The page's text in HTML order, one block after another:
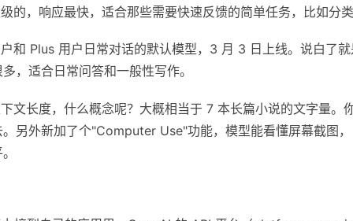
的，响应最快，适合那些需要快速反馈的简单任务，比如分
Plus 用户日常对话的默认模型，3 月 3 日上线。说白了
，适合日常问答和一般性写作。
文长度，什么概念呢？大概相当于 7 本长篇小说的文字量。
另外新加了个"Computer Use"功能，模型能看懂屏幕截图